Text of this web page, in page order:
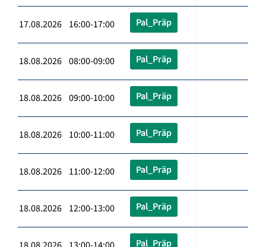
17.08.2026 16:00-17:00 Pal_Präp
18.08.2026 08:00-09:00 Pal_Präp
18.08.2026 09:00-10:00 Pal_Präp
18.08.2026 10:00-11:00 Pal_Präp
18.08.2026 11:00-12:00 Pal_Präp
18.08.2026 12:00-13:00 Pal_Präp
Pal_Präp